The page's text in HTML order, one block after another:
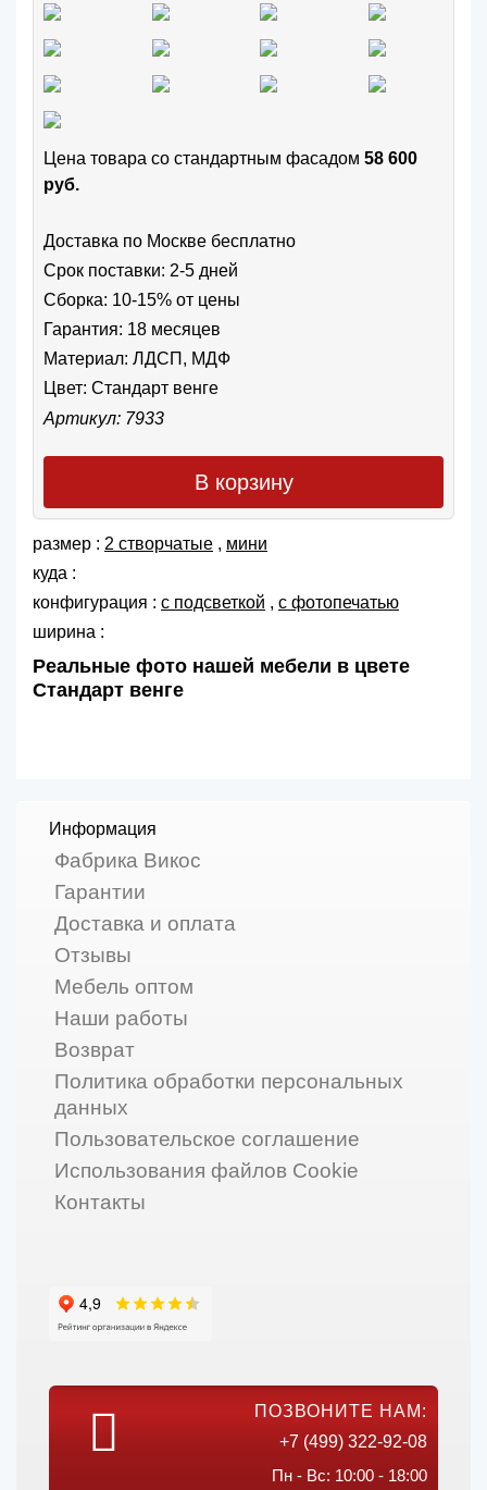
Цена товара cо стандартным фасадом 58 600
руб.
Доставка по Москве бесплатно
Срок поставки: 2-5 дней
Сборка: 10-15% от цены
Гарантия: 18 месяцев
Материал: ЛДСП, МДФ
Цвет: Стандарт венге
Артикул: 7933
В корзину
размер : 2 створчатые , мини
куда :
конфигурация : с подсветкой , с фотопечатью
ширина :
Реальные фото нашей мебели в цвете
Стандарт венге
Информация
Фабрика Викос
Гарантии
Доставка и оплата
Отзывы
Мебель оптом
Наши работы
Возврат
Политика обработки персональных
данных
Пользовательское соглашение
Использования файлов Cookie
Контакты
ПОЗВОНИТЕ НАМ:
+7 (499) 322-92-08
Пн - Вс: 10:00 - 18:00